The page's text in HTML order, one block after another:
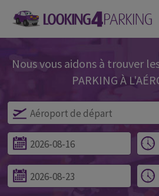
Nous vous aidons à trouver
PARKING À